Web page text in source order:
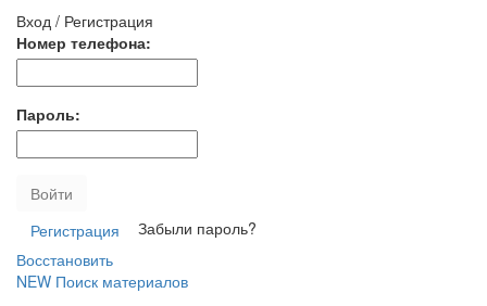
Вход / Регистрация
Номер телефона:
Пароль:
Войти
Регистрация
Забыли пароль?
Восстановить
NEW Поиск материалов